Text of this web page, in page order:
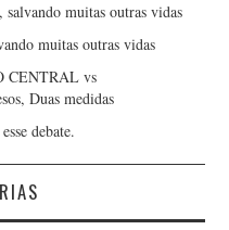
muitas outras vidas
muitas outras vidas
CENTRAL vs
Duas medidas
debate.